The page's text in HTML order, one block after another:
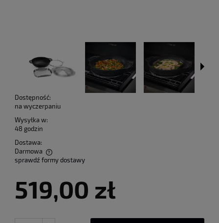
Dostępność:
na wyczerpaniu
Wysyłka w:
48 godzin
Dostawa:
Darmowa
Cena nie zawiera ewentualnych kosztów płatności
sprawdź formy dostawy
519,00 zł